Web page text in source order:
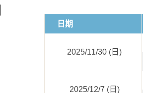
日期
2025/11/30 (日)
2025/12/7 (日)